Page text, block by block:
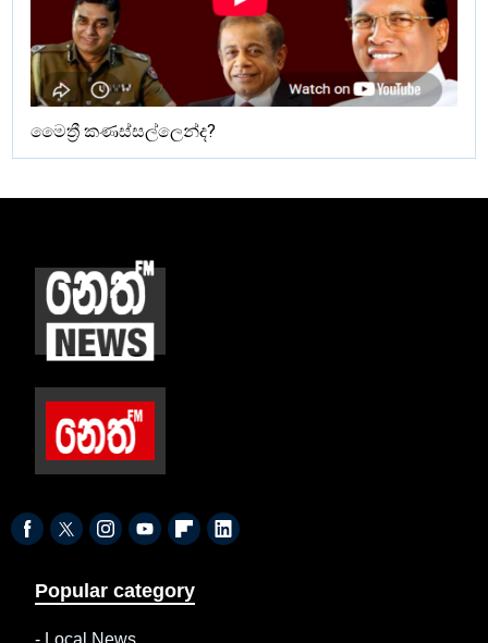
මෛත්‍රී කණස්සල්ලෙන්ද?
Popular category
- Local News